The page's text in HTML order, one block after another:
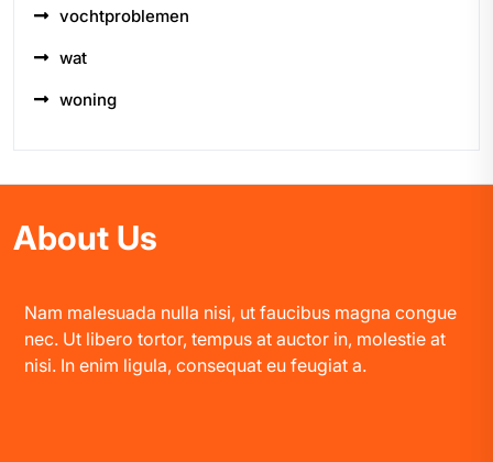
vochtproblemen
wat
woning
About Us
Nam malesuada nulla nisi, ut faucibus magna congue
nec. Ut libero tortor, tempus at auctor in, molestie at
nisi. In enim ligula, consequat eu feugiat a.